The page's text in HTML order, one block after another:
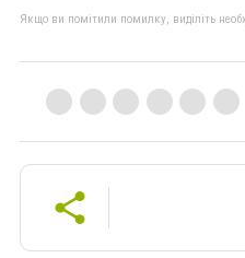
Якщо ви помітили помилку, виділіть